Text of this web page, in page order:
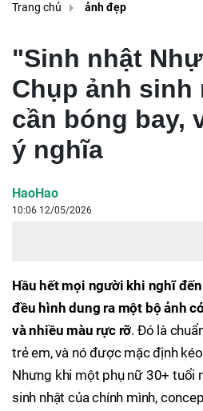
Trang chủ ảnh đẹp
"Sinh nhật
Chụp ảnh sinh
cần bóng bay,
ý nghĩa
HaoHao
10:06 12/05/2026
Hầu hết mọi người khi nghĩ
đều hình dung ra một bộ ảnh
và nhiều màu rực rỡ. Đó là
trẻ em, và nó được mặc định
Nhưng khi một phụ nữ 30+ tuổi
sinh nhật của chính mình,